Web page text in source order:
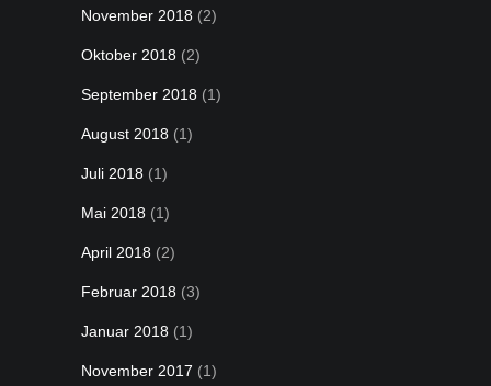
November 2018 (2)
Oktober 2018 (2)
September 2018 (1)
August 2018 (1)
Juli 2018 (1)
Mai 2018 (1)
April 2018 (2)
Februar 2018 (3)
Januar 2018 (1)
November 2017 (1)